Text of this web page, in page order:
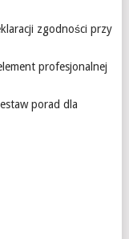
zgodności przy
profesjonalnej
porad dla